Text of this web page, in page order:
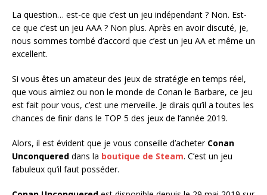
La question… est-ce que c’est un jeu indépendant ? Non. Est-
ce que c’est un jeu AAA ? Non plus. Après en avoir discuté, je,
nous sommes tombé d’accord que c’est un jeu AA et même un
excellent.
Si vous êtes un amateur des jeux de stratégie en temps réel,
que vous aimiez ou non le monde de Conan le Barbare, ce jeu
est fait pour vous, c’est une merveille. Je dirais qu’il a toutes les
chances de finir dans le TOP 5 des jeux de l’année 2019.
Alors, il est évident que je vous conseille d’acheter Conan
Unconquered dans la boutique de Steam. C’est un jeu
fabuleux qu’il faut posséder.